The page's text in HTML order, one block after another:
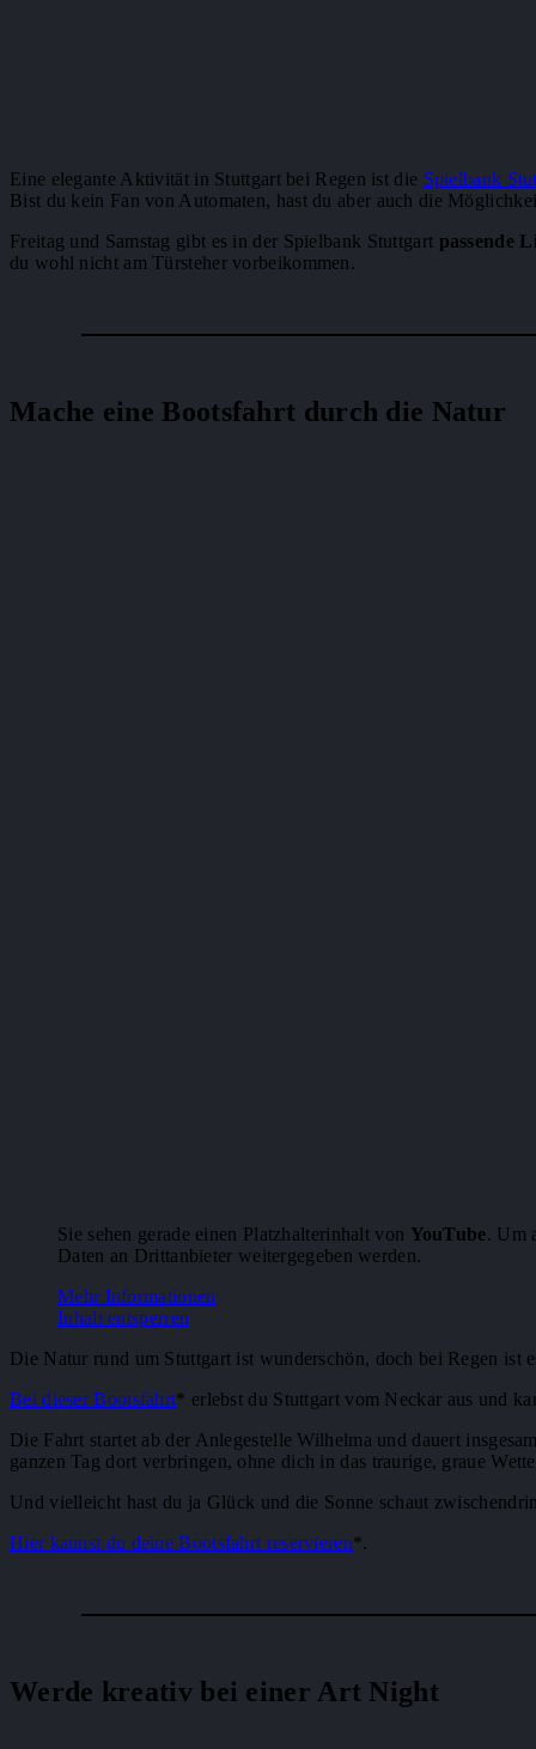
Eine elegante Aktivität in Stuttgart bei Regen ist die Spielbank
Bist du kein Fan von Automaten, hast du aber auch die
Freitag und Samstag gibt es in der Spielbank Stuttgart passende
du wohl nicht am Türsteher vorbeikommen.
Mache eine Bootsfahrt durch die Natur
Sie sehen gerade einen Platzhalterinhalt von YouTube. Um
Daten an Drittanbieter weitergegeben werden.
Mehr Informationen
Inhalt entsperren
Die Natur rund um Stuttgart ist wunderschön, doch bei Regen ist
Bei dieser Bootsfahrt* erlebst du Stuttgart vom Neckar aus und
Die Fahrt startet ab der Anlegestelle Wilhelma und dauert
ganzen Tag dort verbringen, ohne dich in das traurige, graue
Und vielleicht hast du ja Glück und die Sonne schaut
Hier kannst du deine Bootsfahrt reservieren*.
Werde kreativ bei einer Art Night